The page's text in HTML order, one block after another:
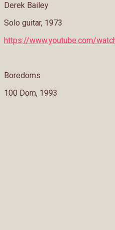
Derek Bailey
Solo guitar, 1973
https://www.youtube.com/
Boredoms
100 Dom, 1993